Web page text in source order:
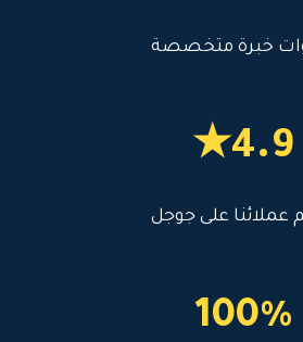
خبرة متخصصة
4.9★
عملائنا على جوجل
100%